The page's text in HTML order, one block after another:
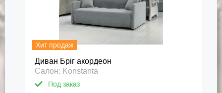
Хит продаж
Диван Бріг акордеон
Салон: Konstanta
Под заказ